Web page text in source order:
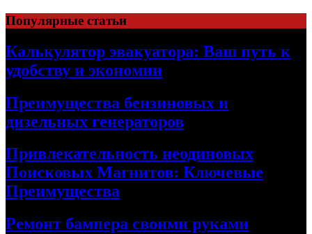
Skip
to
content
Популярные статьи
Калькулятор эвакуатора: Ваш путь к
удобству и экономии
Преимущества бензиновых и
дизельных генераторов
Привлекательность неодиновых
Поисковых Магнитов: Ключевые
Преимущества
Ремонт бампера своими руками